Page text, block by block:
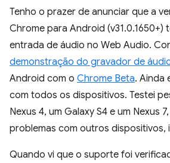
Tenho o prazer de anunciar que a
Chrome para Android (v31.0.1650+)
entrada de áudio no Web Audio.
demonstração do gravador de
Android com o Chrome Beta. Ainda
com todos os dispositivos. Testei
Nexus 4, um Galaxy S4 e um Nexus
problemas com outros dispositivos,
Quando vi que o suporte foi